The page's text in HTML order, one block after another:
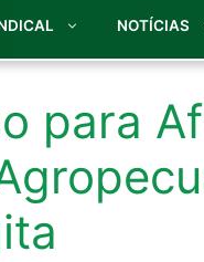
NOTÍCIAS
para